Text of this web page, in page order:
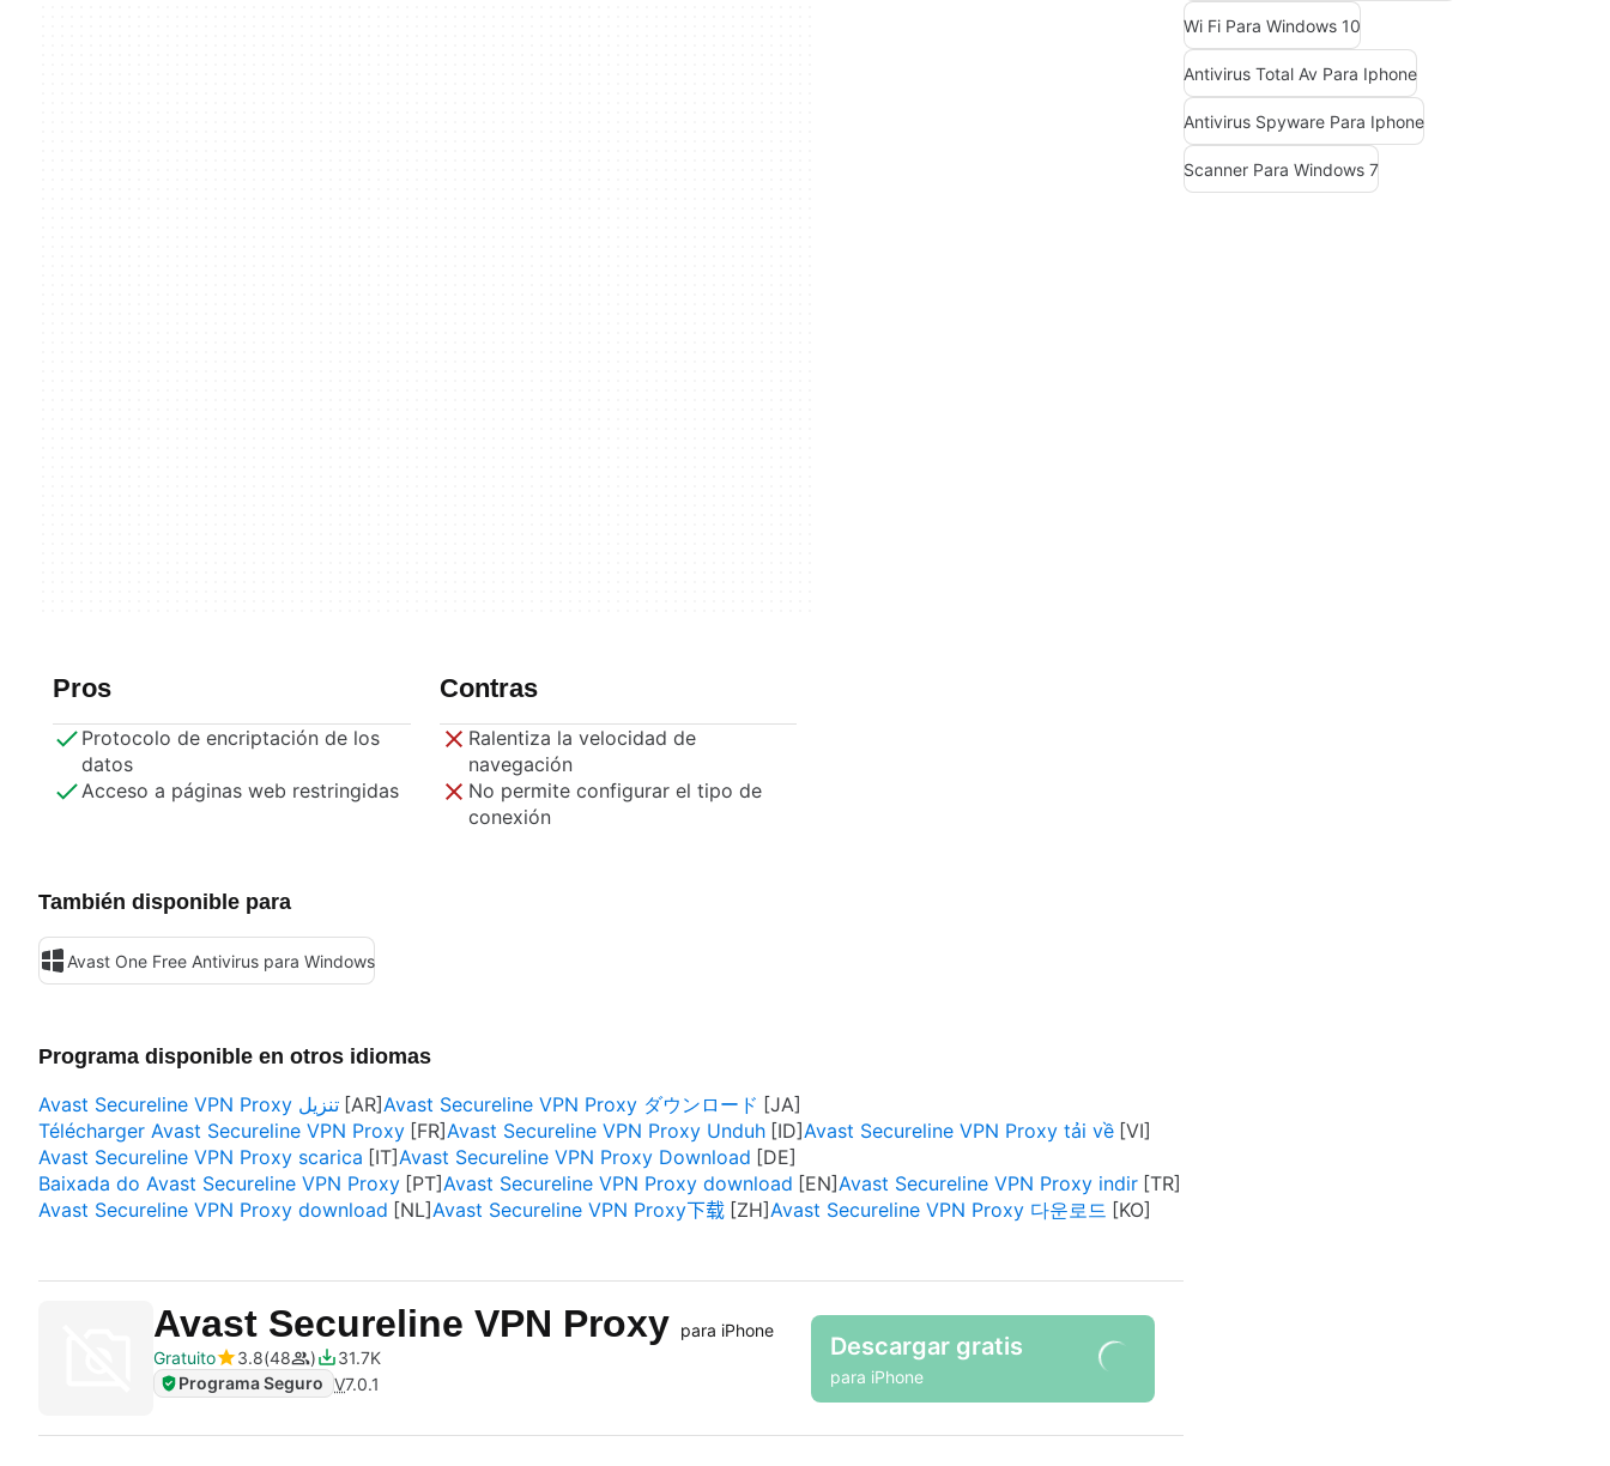
Pros
Protocolo de encriptación de los
datos
Acceso a páginas web restringidas
Contras
Ralentiza la velocidad de
navegación
No permite configurar el tipo de
conexión
También disponible para
Avast One Free Antivirus para Windows
Programa disponible en otros idiomas
Avast Secureline VPN Proxy تنزيل
Avast Secureline VPN Proxy ダウンロード
Télécharger Avast Secureline VPN Proxy
Avast Secureline VPN Proxy Unduh
Avast Secureline VPN Proxy tải về
Avast Secureline VPN Proxy scarica
Avast Secureline VPN Proxy Download
Baixada do Avast Secureline VPN Proxy
Avast Secureline VPN Proxy download
Avast Secureline VPN Proxy indir
Avast Secureline VPN Proxy download
Avast Secureline VPN Proxy下载 Avast Secureline VPN Proxy 다운로드
Avast Secureline VPN Proxy para iPhone
Gratuito
3.8 48
31.7K
Programa Seguro V7.0.1
Descargar gratis
para iPhone
Wi Fi Para Windows 10
Antivirus Total Av Para Iphone
Antivirus Spyware Para Iphone
Scanner Para Windows 7